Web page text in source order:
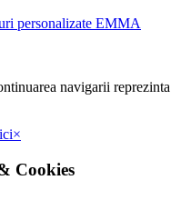
personalizate EMMA
navigarii reprezinta
×
Cookies